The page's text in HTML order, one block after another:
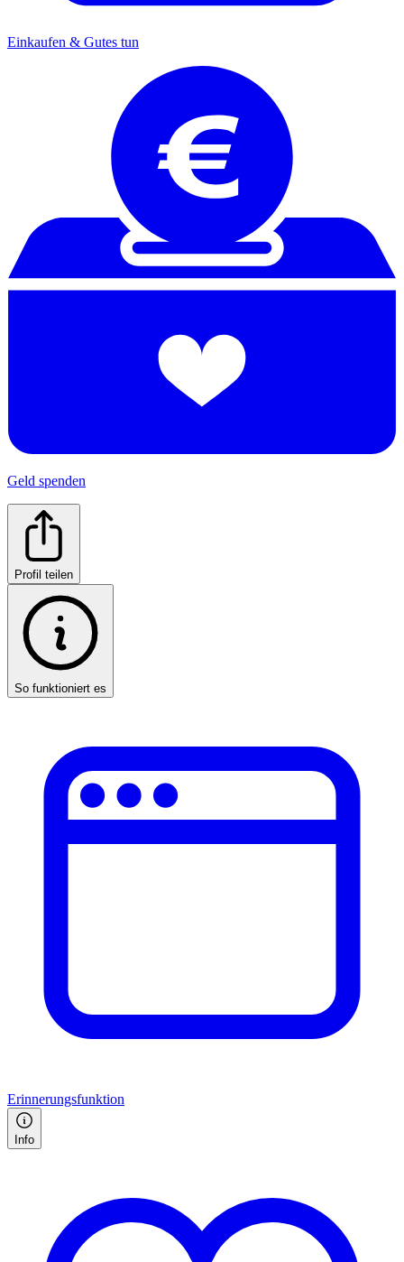
Einkaufen & Gutes tun
Geld spenden
Profil teilen
So funktioniert es
Erinnerungsfunktion
Info